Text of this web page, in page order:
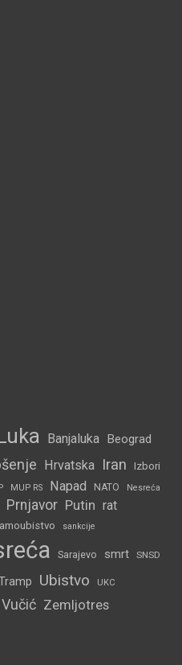
Banjaluka Beograd
Hrvatska Iran Izbori
MUP RS Napad NATO Nesreća
Prnjavor Putin rat
sankcije
Sarajevo smrt SNSD
Ubistvo UKC
Vučić Zemljotres